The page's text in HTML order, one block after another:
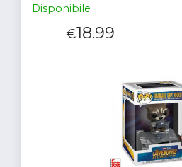
Disponibile
€18.99